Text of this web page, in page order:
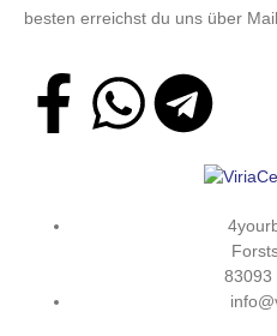
besten erreichst du uns über
83093